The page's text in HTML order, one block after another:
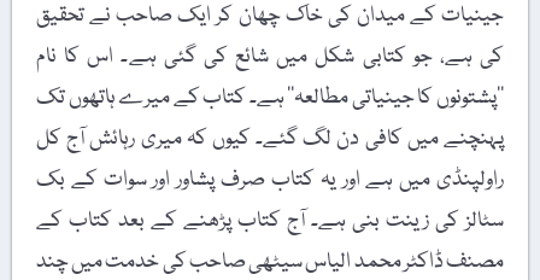
جینیات کے میدان کی خاک چھان کر ایک صاحب نے تحقیق
کی ہے، جو کتابی شکل میں شائع کی گئی ہے۔ اس کا نام
’’پشتونوں کا جینیاتی مطالعہ‘‘ ہے۔ کتاب کے میرے ہاتھوں تک
پہنچنے میں کافی دن لگ گئے۔ کیوں کہ میری رہائش آج کل
راولپنڈی میں ہے اور یہ کتاب صرف پشاور اور سوات کے بک
سٹالز کی زینت بنی ہے۔ آج کتاب پڑھنے کے بعد کتاب کے
مصنف ڈاکٹر محمد الیاس سیٹھی صاحب کی خدمت میں چند